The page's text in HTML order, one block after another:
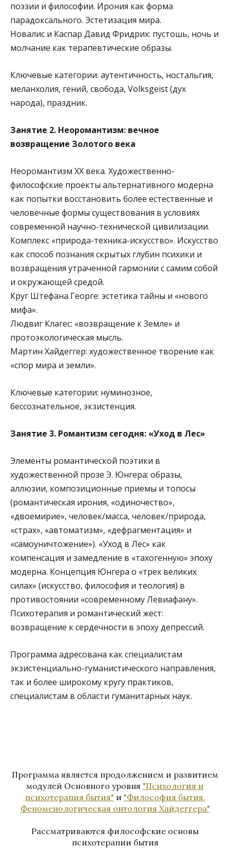
поэзии и философии. Ирония как форма
парадоксального. Эстетизация мира.
Новалис и Каспар Давид Фридрих: пустошь, ночь и
молчание как терапевтические образы.
Ключевые категории: аутентичность, ностальгия,
меланхолия, гений, свобода, Volksgeist (дух
народа), праздник.
Занятие 2. Неоромантизм: вечное
возвращение Золотого века
Неоромантизм XX века. Художественно-
философские проекты альтернативного модерна
как попытки восстановить более естественные и
человечные формы существования в условиях
современной научно-технической цивилизации.
Комплекс «природа-техника-искусство». Искусство
как способ познания скрытых глубин психики и
возвращения утраченной гармонии с самим собой
и окружающей средой.
Круг Штефана Георге: эстетика тайны и «нового
мифа».
Людвиг Клагес: «возвращение к Земле» и
протоэкологическая мысль.
Мартин Хайдеггер: художественное творение как
«спор мира и земли».
Ключевые категории: нуминозное,
бессознательное, экзистенция.
Занятие 3. Романтизм сегодня: «Уход в Лес»
Элементы романтической поэтики в
художественной прозе Э. Юнгера: образы,
аллюзии, композиционные приемы и топосы
(романтическая ирония, «одиночество»,
«двоемирие», человек/масса, человек/природа,
«страх», «автоматизм», «дефрагментация» и
«самоуничтожение»). «Уход в Лес» как
компенсация и замедление в «тахогенную» эпоху
модерна. Концепция Юнгера о «трех великих
силах» (искусство, философия и теология) в
противостоянии «современному Левиафану».
Психотерапия и романтический жест:
возвращение к сердечности в эпоху депрессий.
Программа адресована как специалистам
экзистенциально-гуманистического направления,
так и более широкому кругу практиков,
специалистам в области гуманитарных наук.
Программа является продолжением и развитием
модулей Основного уровня "Психология и
психотерапия бытия" и "Философия бытия.
Феноменологическая онтология Хайдеггера"
Рассматриваются философские основы
психотерапии бытия